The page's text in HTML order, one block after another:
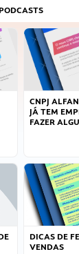
PODCASTS
CNPJ
JÁ TEM
FAZER
DICAS DE
VENDAS